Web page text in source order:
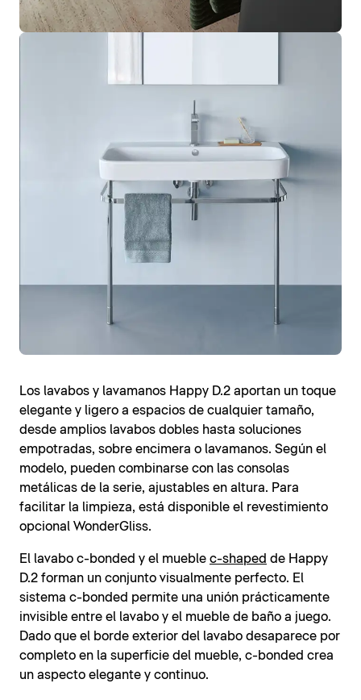
Los lavabos y lavamanos Happy D.2 aportan un toque
elegante y ligero a espacios de cualquier tamaño,
desde amplios lavabos dobles hasta soluciones
empotradas, sobre encimera o lavamanos. Según el
modelo, pueden combinarse con las consolas
metálicas de la serie, ajustables en altura. Para
facilitar la limpieza, está disponible el revestimiento
opcional WonderGliss.
El lavabo c-bonded y el mueble c-shaped de Happy
D.2 forman un conjunto visualmente perfecto. El
sistema c-bonded permite una unión prácticamente
invisible entre el lavabo y el mueble de baño a juego.
Dado que el borde exterior del lavabo desaparece por
completo en la superficie del mueble, c-bonded crea
un aspecto elegante y continuo.